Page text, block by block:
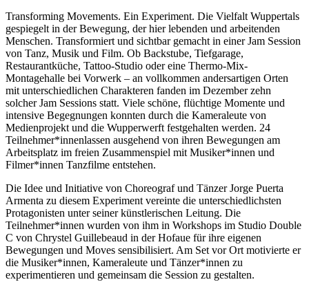
Transforming Movements. Ein Experiment. Die Vielfalt Wuppertals
gespiegelt in der Bewegung, der hier lebenden und arbeitenden
Menschen. Transformiert und sichtbar gemacht in einer Jam Session
von Tanz, Musik und Film. Ob Backstube, Tiefgarage,
Restaurantküche, Tattoo-Studio oder eine Thermo-Mix-
Montagehalle bei Vorwerk – an vollkommen andersartigen Orten
mit unterschiedlichen Charakteren fanden im Dezember zehn
solcher Jam Sessions statt. Viele schöne, flüchtige Momente und
intensive Begegnungen konnten durch die Kameraleute von
Medienprojekt und die Wupperwerft festgehalten werden. 24
Teilnehmer*innenlassen ausgehend von ihren Bewegungen am
Arbeitsplatz im freien Zusammenspiel mit Musiker*innen und
Filmer*innen Tanzfilme entstehen.
Die Idee und Initiative von Choreograf und Tänzer Jorge Puerta
Armenta zu diesem Experiment vereinte die unterschiedlichsten
Protagonisten unter seiner künstlerischen Leitung. Die
Teilnehmer*innen wurden von ihm in Workshops im Studio Double
C von Chrystel Guillebeaud in der Hofaue für ihre eigenen
Bewegungen und Moves sensibilisiert. Am Set vor Ort motivierte er
die Musiker*innen, Kameraleute und Tänzer*innen zu
experimentieren und gemeinsam die Session zu gestalten.